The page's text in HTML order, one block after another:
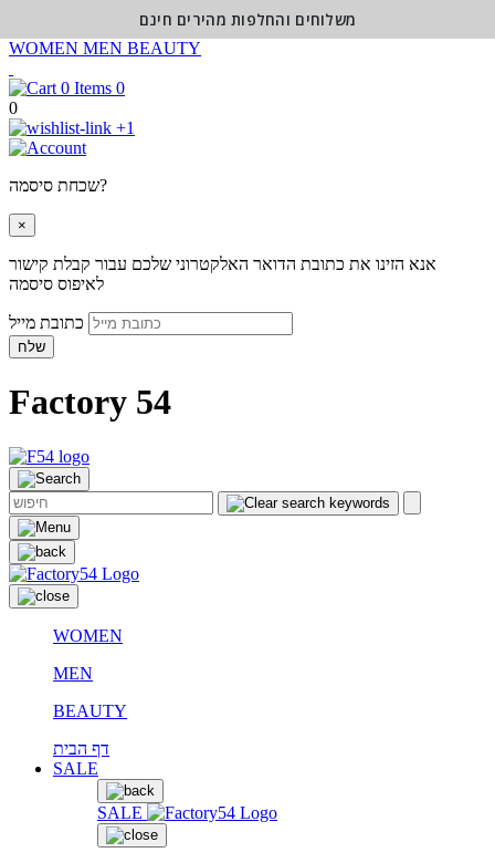
WOMEN MEN BEAUTY
0
0
+1
שכחת סיסמה?
×
אנא הזינו את כתובת הדואר האלקטרוני שלכם עבור קבלת קישור
לאיפוס סיסמה
שלח
Factory 54
WOMEN
MEN
BEAUTY
דף הבית
SALE
SALE
משלוחים והחלפות מהירים חינם